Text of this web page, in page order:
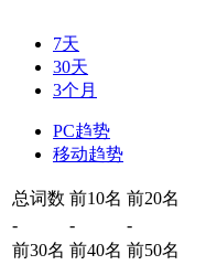
7天
30天
3个月
PC趋势
移动趋势
总词数 前10名 前20名
-
-
-
前30名 前40名 前50名